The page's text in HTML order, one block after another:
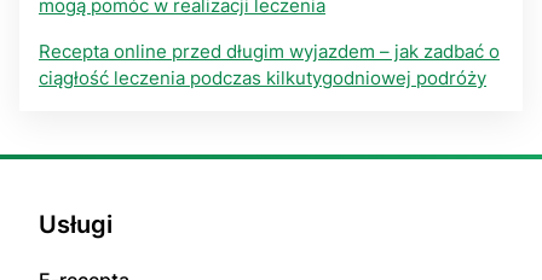
mogą pomóc w realizacji leczenia
Recepta online przed długim wyjazdem – jak zadbać o
ciągłość leczenia podczas kilkutygodniowej podróży
Usługi